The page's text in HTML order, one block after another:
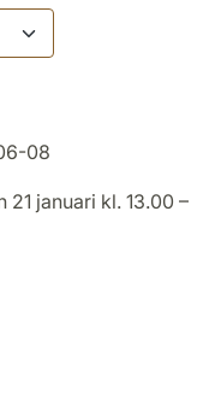
08
21 januari kl. 13.00 –